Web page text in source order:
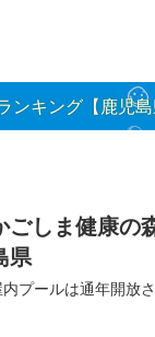
ンキング【鹿児島
ごしま健康の
県
内プールは通年開放